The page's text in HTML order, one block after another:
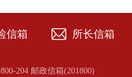
信箱 所长信箱
204 邮政信箱(201800)